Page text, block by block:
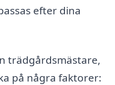
efter dina
trädgårdsmästare,
på några faktorer: